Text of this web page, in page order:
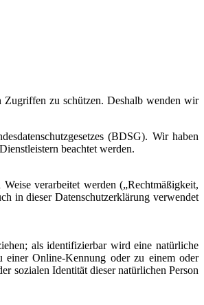
Zugriffen zu schützen. Deshalb wenden wir
(BDSG). Wir haben
beachtet werden.
verarbeitet werden („Rechtmäßigkeit,
in dieser Datenschutzerklärung verwendet
als identifizierbar wird eine natürliche
einer Online-Kennung oder zu einem oder
sozialen Identität dieser natürlichen Person